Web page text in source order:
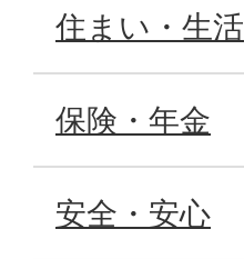
住まい・生活
保険・年金
安全・安心